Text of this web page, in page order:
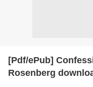
[Pdf/ePub]
Rosenberg